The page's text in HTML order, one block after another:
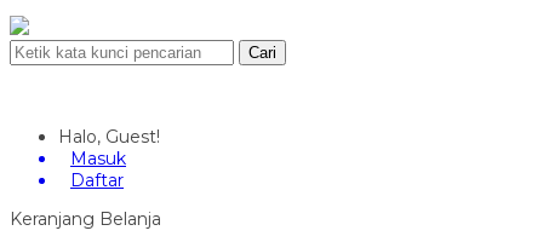
Cari
Halo, Guest!
Masuk
Daftar
Keranjang Belanja